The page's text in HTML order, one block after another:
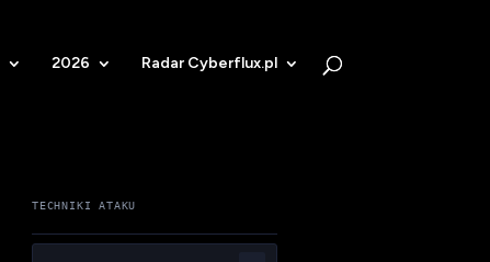
2026 Radar Cyberflux.pl
TECHNIKI ATAKU